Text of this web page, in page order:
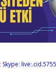
Skype: